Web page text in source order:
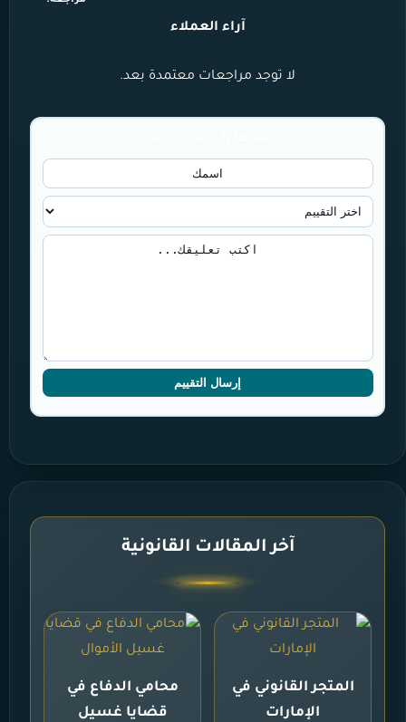
آراء العملاء
لا توجد مراجعات معتمدة بعد.
إرسال التقييم
آخر المقالات القانونية
المتجر القانوني في
الإمارات
محامي الدفاع في
قضايا غسيل